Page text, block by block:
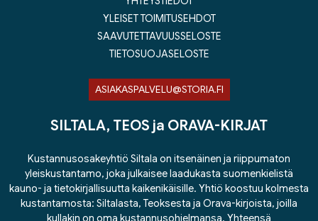
YLEISET TOIMITUSEHDOT
SAAVUTETTAVUUSSELOSTE
TIETOSUOJASELOSTE
ASIAKASPALVELU@STORIA.FI
SILTALA, TEOS ja ORAVA-KIRJAT
Kustannusosakeyhtiö Siltala on itsenäinen ja riippumaton
yleiskustantamo, joka julkaisee laadukasta suomenkielistä
kauno- ja tietokirjallisuutta kaikenikäisille. Yhtiö koostuu kolmesta
kustantamosta: Siltalasta, Teoksesta ja Orava-kirjoista, joilla
kullakin on oma kustannusohjelmansa. Yhteensä